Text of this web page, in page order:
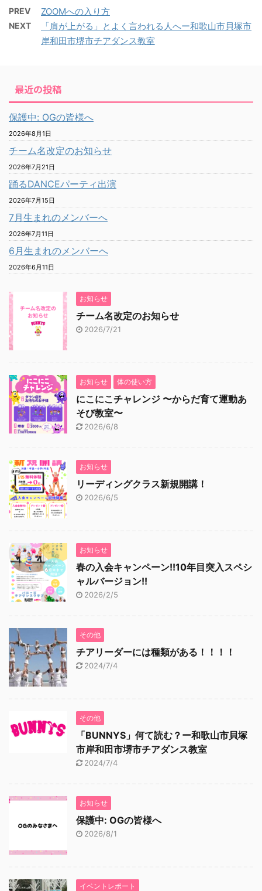
PREV ZOOMへの入り方
NEXT
「肩が上がる」とよく言われる人へー和歌山市貝塚市
岸和田市堺市チアダンス教室
最近の投稿
保護中: OGの皆様へ
2026年8月1日
チーム名改定のお知らせ
2026年7月21日
踊るDANCEパーティ出演
2026年7月15日
7月生まれのメンバーへ
2026年7月11日
6月生まれのメンバーへ
2026年6月11日
お知らせ
チーム名改定のお知らせ
2026/7/21
お知らせ 体の使い方
にこにこチャレンジ 〜からだ育て運動あ
そび教室〜
2026/6/8
お知らせ
リーディングクラス新規開講！
2026/6/5
お知らせ
春の入会キャンペーン!!10年目突入スペシ
ャルバージョン!!
2026/2/5
その他
チアリーダーには種類がある！！！！
2024/7/4
その他
「BUNNYS」何て読む？ー和歌山市貝塚
市岸和田市堺市チアダンス教室
2024/7/4
お知らせ
保護中: OGの皆様へ
2026/8/1
イベントレポート